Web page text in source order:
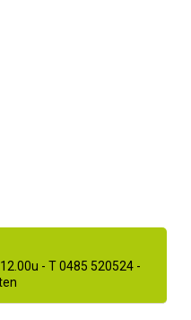
- T 0485 520524 -